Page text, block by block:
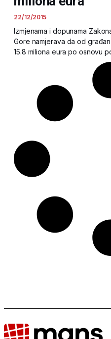
22/12/2015
Izmjenama i dopunama
Gore namjerava da od
15.8 miliona eura po osnovu